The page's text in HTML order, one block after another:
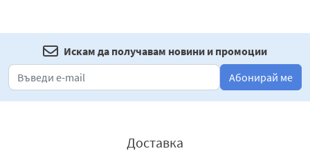
Искам да получавам новини и промоции
Абонирай ме
Доставка